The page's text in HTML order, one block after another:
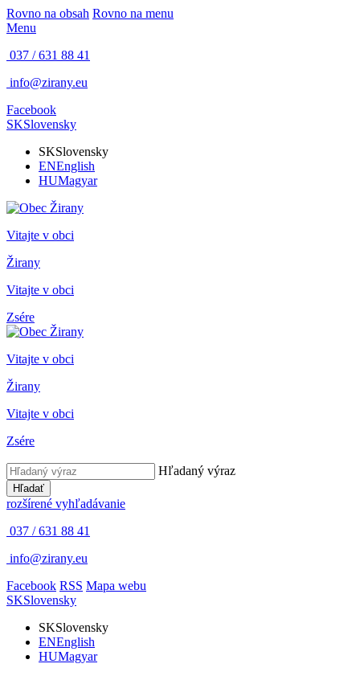
Rovno na obsah Rovno na menu
Menu
037 / 631 88 41
info@zirany.eu
Facebook
SKSlovensky
SKSlovensky
ENEnglish
HUMagyar
Vitajte v obci
Žirany
Vitajte v obci
Zsére
Vitajte v obci
Žirany
Vitajte v obci
Zsére
Hľadaný výraz
Hľadať
rozšírené vyhľadávanie
037 / 631 88 41
info@zirany.eu
Facebook RSS Mapa webu
SKSlovensky
SKSlovensky
ENEnglish
HUMagyar